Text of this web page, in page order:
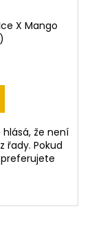
X Mango
hlásá, že není
řady. Pokud